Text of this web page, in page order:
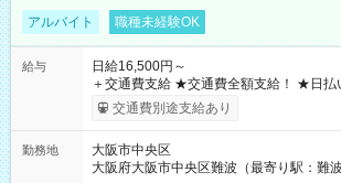
アルバイト 職種未経験OK
給与
日給16,500円～
＋交通費支給 ★交通費全額支給！ ★日払いOK！（規定あり） ┗
働いたその日に現金GET♪ お仕事後はコ
交通費別途支給あり
勤務地
大阪市中央区
大阪府大阪市中央区難波（最寄り駅：難波